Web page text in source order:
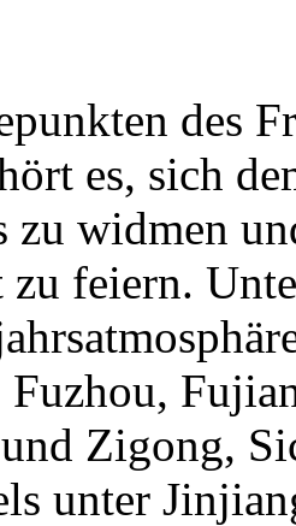
des
es, sich
zu widmen
zu feiern.
Zigong,
unter